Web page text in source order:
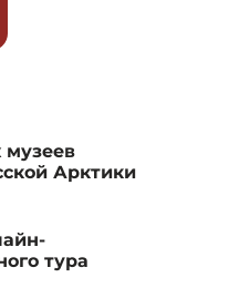
музеев
Арктики
тура